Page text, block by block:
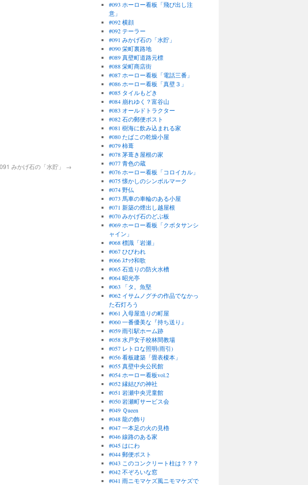
た。
みかげ石の「水貯」 →
#093 ホーロー看板「飛び出し注
意」
#092 横顔
#092 テーラー
#091 みかげ石の「水貯」
#090 栄町裏路地
#089 真壁町道路元標
#088 栄町商店街
#087 ホーロー看板「電話三番」
#086 ホーロー看板「真壁３」
#085 タイルもどき
#084 崩れゆく？富谷山
#083 オールドトラクター
#082 石の郵便ポスト
#081 樹海に飲み込まれる家
#080 たばこの乾燥小屋
#079 柿葺
#078 茅葺き屋根の家
#077 青色の蔵
#076 ホーロー看板「コロイカル」
#075 懐かしのシンボルマーク
#074 野仏
#073 馬車の車輪のある小屋
#071 新築の煙出し越屋根
#070 みかげ石のどぶ板
#069 ホーロー看板「クボタサンシ
ャイン」
#068 標識「岩瀬」
#067 ひびわれ
#066 ｽﾅｯｸ和歌
#065 石造りの防火水槽
#064 昭光亭
#063 「タ。魚堅
#062 イサムノグチの作品でなかっ
た石灯ろう
#061 入母屋造りの町屋
#060 一番優美な『持ち送り』
#059 雨引駅ホーム跡
#058 水戸女子校林間教場
#057 レトロな照明(雨引)
#056 看板建築「畳表榎本」
#055 真壁中央公民館
#054 ホーロー看板vol.2
#052 縁結びの神社
#051 岩瀬中央児童館
#050 岩瀬町サービス会
#049 Ｑueen
#048 龍の飾り
#047 一本足の火の見櫓
#046 線路のある家
#045 はにわ
#044 郵便ポスト
#043 このコンクリート柱は？？？
#042 不ぞろいな窓
#041 雨ニモマケズ風ニモマケズで